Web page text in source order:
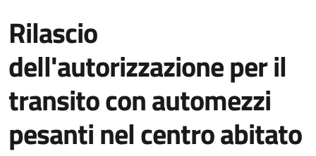
Rilascio
dell'autorizzazione per il
transito con automezzi
pesanti nel centro abitato